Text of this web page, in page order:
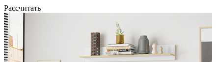
Рассчитать